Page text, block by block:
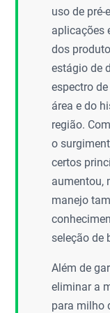
uso de pré-
aplicações
dos
estágio de
espectro
área e do
região.
o
certos
aumentou,
manejo
seleção de
Além de
eliminar a
para milho